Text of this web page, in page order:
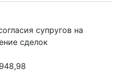
супругов на
сделок